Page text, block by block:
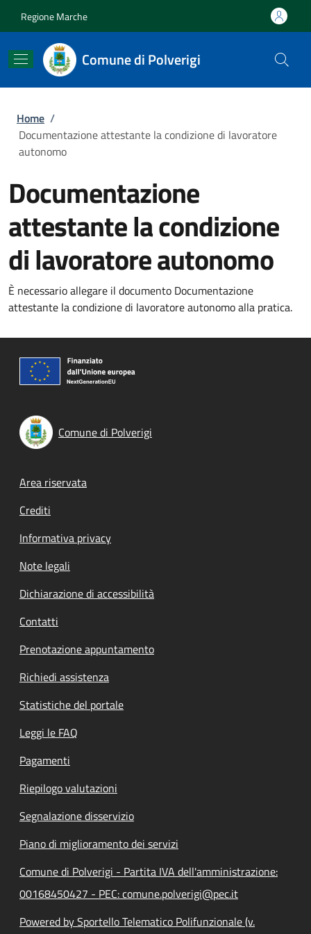
Regione Marche
Comune di Polverigi
Briciole di pane
Home /
Documentazione attestante la condizione di lavoratore
autonomo
Documentazione
attestante la condizione
di lavoratore autonomo
È necessario allegare il documento Documentazione
attestante la condizione di lavoratore autonomo alla pratica.
Comune di Polverigi
Footer menu
Area riservata
Crediti
Informativa privacy
Note legali
Dichiarazione di accessibilità
Contatti
Prenotazione appuntamento
Richiedi assistenza
Statistiche del portale
Leggi le FAQ
Pagamenti
Riepilogo valutazioni
Segnalazione disservizio
Piano di miglioramento dei servizi
Comune di Polverigi - Partita IVA dell'amministrazione:
00168450427 - PEC: comune.polverigi@pec.it
Powered by Sportello Telematico Polifunzionale (v.